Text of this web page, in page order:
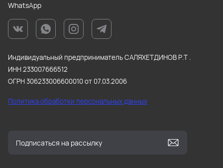
WhatsApp
Индивидуальный предприниматель САЛЯХЕТДИНОВ Р.Т .
ИНН 233007666512
ОГРН 306233006600010 от 07.03.2006
Политика обработки персональных данных